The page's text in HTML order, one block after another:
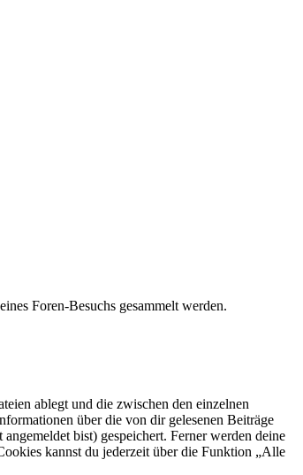
Foren-Besuchs gesammelt werden.
ablegt und die zwischen den einzelnen
über die von dir gelesenen Beiträge
bist) gespeichert. Ferner werden deine
kannst du jederzeit über die Funktion „Alle